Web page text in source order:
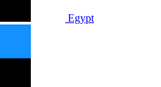
Egypt